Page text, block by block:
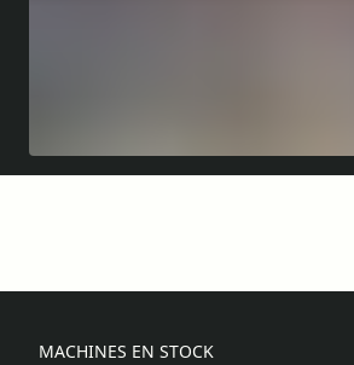
MACHINES EN STOCK